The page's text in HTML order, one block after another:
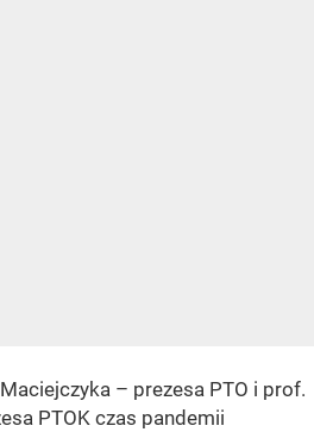
– prezesa PTO i prof.
PTOK czas pandemii